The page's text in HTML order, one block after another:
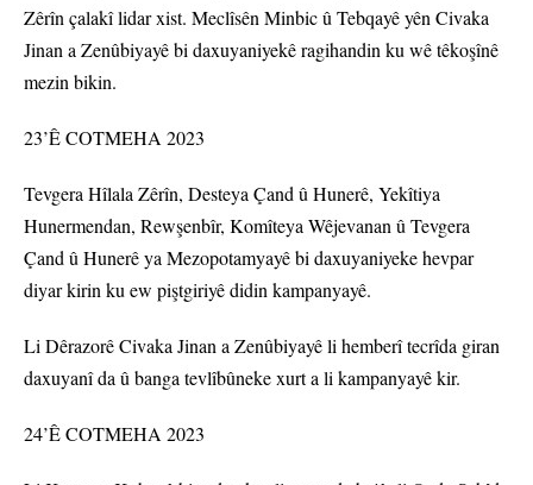
Zêrîn çalakî lidar xist. Meclîsên Minbic û Tebqayê yên Civaka
Jinan a Zenûbiyayê bi daxuyaniyekê ragihandin ku wê têkoşînê
mezin bikin.
23’Ê COTMEHA 2023
Tevgera Hîlala Zêrîn, Desteya Çand û Hunerê, Yekîtiya
Hunermendan, Rewşenbîr, Komîteya Wêjevanan û Tevgera
Çand û Hunerê ya Mezopotamyayê bi daxuyaniyeke hevpar
diyar kirin ku ew piştgiriyê didin kampanyayê.
Li Dêrazorê Civaka Jinan a Zenûbiyayê li hemberî tecrîda giran
daxuyanî da û banga tevlîbûneke xurt a li kampanyayê kir.
24’Ê COTMEHA 2023